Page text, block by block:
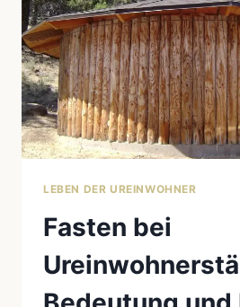
LEBEN DER UREINWOHNER
Fasten bei